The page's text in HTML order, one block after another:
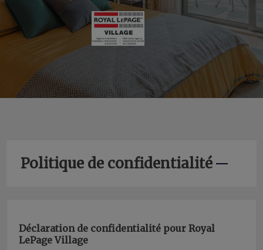
Politique de confidentialité
Déclaration de confidentialité pour Royal
LePage Village